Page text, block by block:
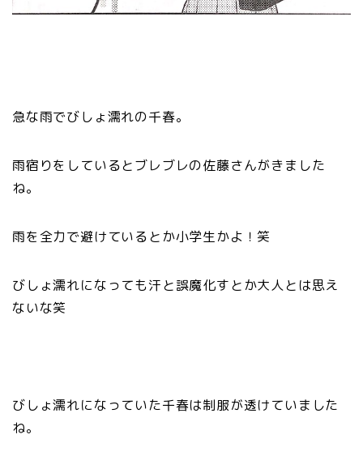
急な雨でびしょ濡れの千春。
雨宿りをしているとブレブレの佐藤さんがきました
ね。
雨を全力で避けているとか小学生かよ！笑
びしょ濡れになっても汗と誤魔化すとか大人とは思え
ないな笑
びしょ濡れになっていた千春は制服が透けていました
ね。